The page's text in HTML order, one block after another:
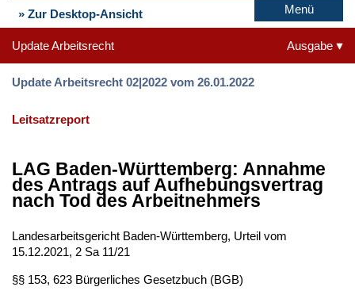
» Zur Desktop-Ansicht Menü
Update Arbeitsrecht Ausgabe
Update Arbeitsrecht 02|2022 vom 26.01.2022
Leitsatzreport
LAG Baden-Württemberg: Annahme
des Antrags auf Aufhebungsvertrag
nach Tod des Arbeitnehmers
Landesarbeitsgericht Baden-Württemberg, Urteil vom
15.12.2021, 2 Sa 11/21
§§ 153, 623 Bürgerliches Gesetzbuch (BGB)